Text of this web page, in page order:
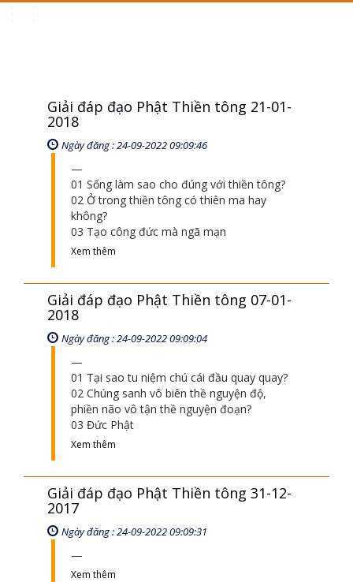
Giải đáp đạo Phật Thiền tông 21-01-
2018
Ngày đăng : 24-09-2022 09:09:46
01 Sống làm sao cho đúng với thiền tông?
02 Ở trong thiền tông có thiên ma hay
không?
03 Tạo công đức mà ngã mạn
Xem thêm
Giải đáp đạo Phật Thiền tông 07-01-
2018
Ngày đăng : 24-09-2022 09:09:04
01 Tại sao tu niệm chú cái đầu quay quay?
02 Chúng sanh vô biên thề nguyện độ,
phiền não vô tận thề nguyện đoạn?
03 Đức Phật
Xem thêm
Giải đáp đạo Phật Thiền tông 31-12-
2017
Ngày đăng : 24-09-2022 09:09:31
Xem thêm